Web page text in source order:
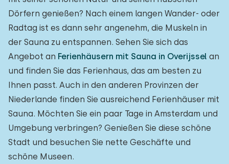
Dörfern genießen? Nach einem langen Wander- oder
Radtag ist es dann sehr angenehm, die Muskeln in
der Sauna zu entspannen. Sehen Sie sich das
Angebot an Ferienhäusern mit Sauna in Overijssel an
und finden Sie das Ferienhaus, das am besten zu
Ihnen passt. Auch in den anderen Provinzen der
Niederlande finden Sie ausreichend Ferienhäuser mit
Sauna. Möchten Sie ein paar Tage in Amsterdam und
Umgebung verbringen? Genießen Sie diese schöne
Stadt und besuchen Sie nette Geschäfte und
schöne Museen.